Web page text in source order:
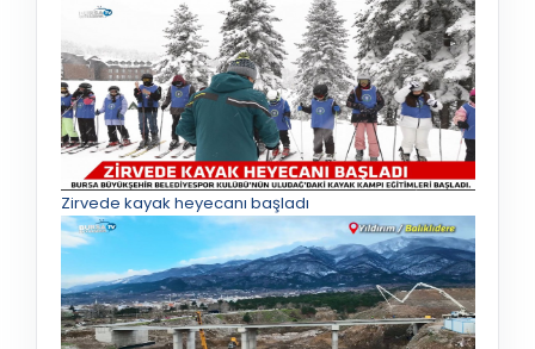
Zirvede kayak heyecanı başladı